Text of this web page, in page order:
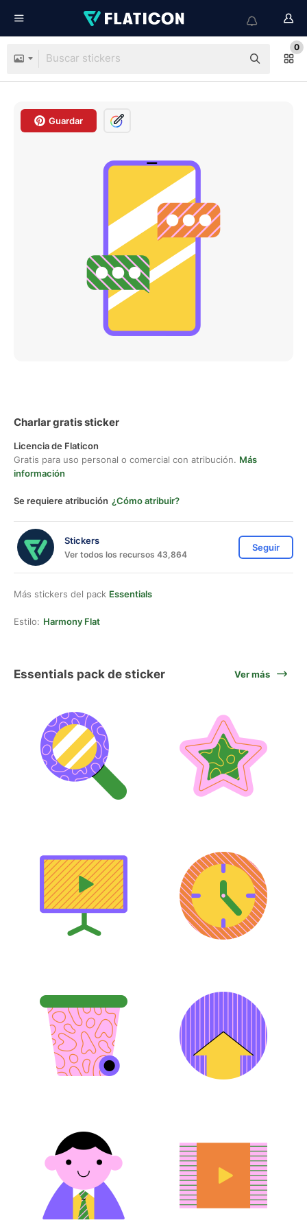
0
Guardar
Charlar gratis sticker
Licencia de Flaticon
Gratis para uso personal o comercial con atribución. Más
información
Se requiere atribución ¿Cómo atribuir?
Stickers
Ver todos los recursos 43,864
Seguir
Más stickers del pack Essentials
Estilo: Harmony Flat
Essentials pack de sticker Ver más